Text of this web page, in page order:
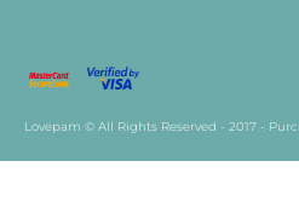
Lovepam © All Rights Reserved - 2017 -